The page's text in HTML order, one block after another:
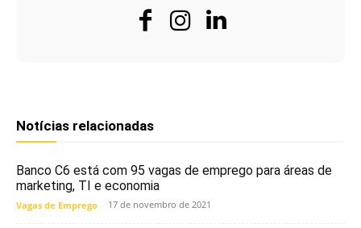
Notícias relacionadas
Banco C6 está com 95 vagas de emprego para áreas de
marketing, TI e economia
Vagas de Emprego 17 de novembro de 2021